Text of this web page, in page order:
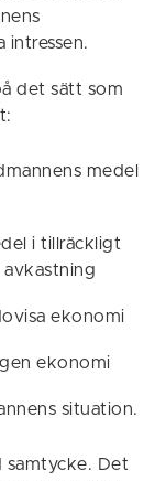
intressen.
det sätt som
medel
i tillräckligt
ekonomi
ekonomi
situation.
samtycke. Det